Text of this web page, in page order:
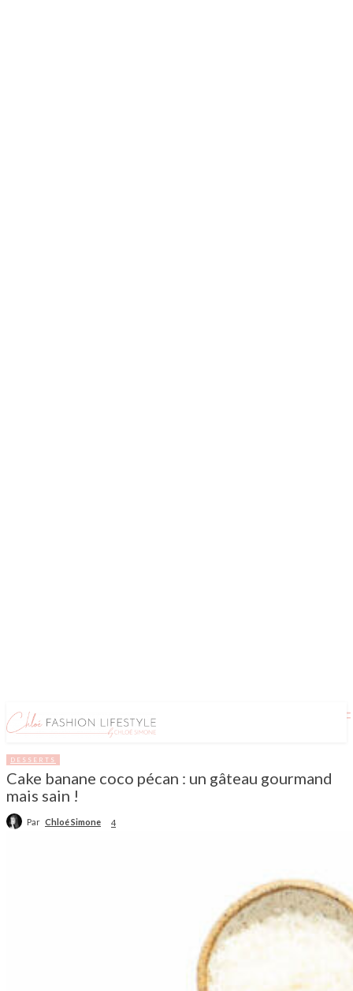
DESSERTS
Cake banane coco pécan : un gâteau gourmand
mais sain !
Par Chloé Simone 4